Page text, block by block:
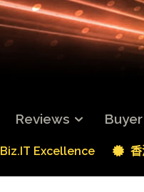
Reviews
Biz.IT Excellence 香